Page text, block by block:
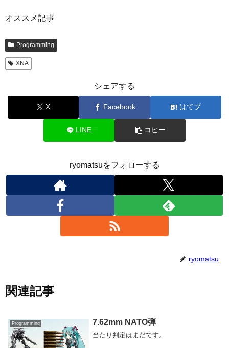
オススメ記事
Programming
XNA
シェアする
X Facebook はてブ
LINE コピー
ryomatsuをフォローする
ryomatsu
関連記事
Programming 7.62mm NATO弾
当たり判定はまだです。